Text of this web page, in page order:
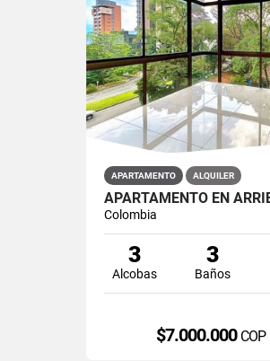
APARTAMENTO ALQUILER
Colombia
3
Alcobas
3
Baños
$7.000.000 COP